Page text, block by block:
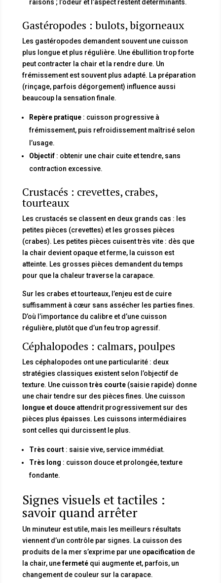
raisons ; l’odeur et l’aspect restent déterminants.
Gastéropodes : bulots, bigorneaux
Les gastéropodes demandent souvent une cuisson
plus longue et plus régulière. Une ébullition trop forte
peut contracter la chair et la rendre dure. Un
frémissement est souvent plus adapté. La préparation
(rinçage, parfois dégorgement) influence aussi
beaucoup la sensation finale.
Repère pratique: cuisson progressive à
frémissement, puis refroidissement maîtrisé selon
l’usage.
Objectif: obtenir une chair cuite et tendre, sans
contraction excessive.
Crustacés : crevettes, crabes,
tourteaux
Les crustacés se classent en deux grands cas : les
petites pièces (crevettes) et les grosses pièces
(crabes). Les petites pièces cuisent très vite : dès que
la chair devient opaque et ferme, la cuisson est
atteinte. Les grosses pièces demandent du temps
pour que la chaleur traverse la carapace.
Sur les crabes et tourteaux, l’enjeu est de cuire
suffisamment à cœur sans assécher les parties fines.
D’où l’importance du calibre et d’une cuisson
régulière, plutôt que d’un feu trop agressif.
Céphalopodes : calmars, poulpes
Les céphalopodes ont une particularité : deux
stratégies classiques existent selon l’objectif de
texture. Une cuisson très courte(saisie rapide) donne
une chair tendre sur des pièces fines. Une cuisson
longue et douceattendrit progressivement sur des
pièces plus épaisses. Les cuissons intermédiaires
sont celles qui durcissent le plus.
Très court: saisie vive, service immédiat.
Très long : cuisson douce et prolongée, texture
fondante.
Signes visuels et tactiles :
savoir quand arrêter
Un minuteur est utile, mais les meilleurs résultats
viennent d’un contrôle par signes. La cuisson des
produits de la mer s’exprime par une opacification de
la chair, unefermetéqui augmente et, parfois, un
changement de couleur sur la carapace.